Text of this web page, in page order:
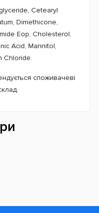
Cetearyl
Dimethicone,
Eop, Cholesterol,
Acid, Mannitol,
Chloride.
споживачеві